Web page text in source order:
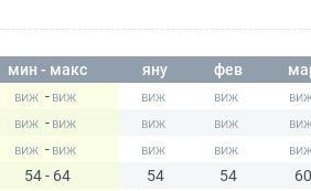
мин - макс яну фев
-
-
-
54 - 64 54 54 60